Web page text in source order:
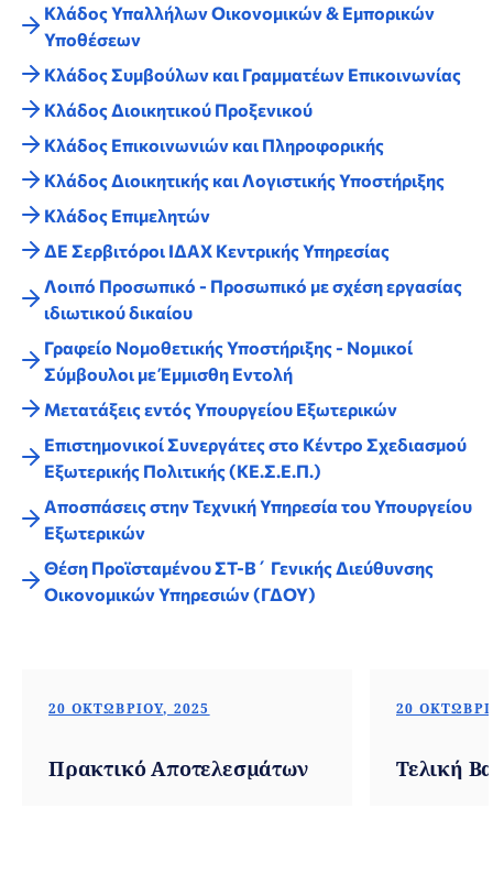
Κλάδος Υπαλλήλων Οικονομικών & Εμπορικών
Υποθέσεων
Κλάδος Συμβούλων και Γραμματέων Επικοινωνίας
Κλάδος Διοικητικού Προξενικού
Κλάδος Επικοινωνιών και Πληροφορικής
Κλάδος Διοικητικής και Λογιστικής Υποστήριξης
Κλάδος Επιμελητών
ΔΕ Σερβιτόροι ΙΔΑΧ Κεντρικής Υπηρεσίας
Λοιπό Προσωπικό - Προσωπικό με σχέση εργασίας
ιδιωτικού δικαίου
Γραφείο Νομοθετικής Υποστήριξης - Νομικοί
Σύμβουλοι με Έμμισθη Εντολή
Μετατάξεις εντός Υπουργείου Εξωτερικών
Επιστημονικοί Συνεργάτες στο Κέντρο Σχεδιασμού
Εξωτερικής Πολιτικής (ΚΕ.Σ.Ε.Π.)
Αποσπάσεις στην Τεχνική Υπηρεσία του Υπουργείου
Εξωτερικών
Θέση Προϊσταμένου ΣΤ-Β΄ Γενικής Διεύθυνσης
Οικονομικών Υπηρεσιών (ΓΔΟΥ)
20 ΟΚΤΩΒΡΊΟΥ, 2025
Πρακτικό Αποτελεσμάτων
20
Τελική